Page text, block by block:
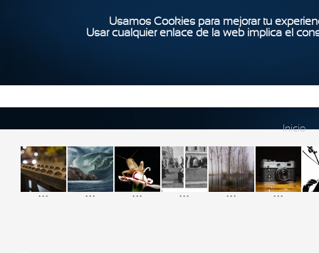
Usamos Cookies para mejorar tu
Usar cualquier enlace de la web implica el
Inicio
... ... ... ... ... ...